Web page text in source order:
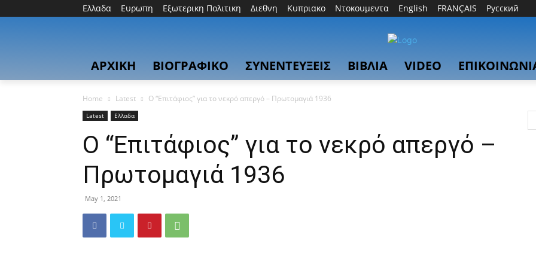
Ελλαδα Ευρωπη Εξωτερικη Πολιτικη Διεθνη Κυπριακο Ντοκουμεντα English FRANÇAIS Русский
ΑΡΧΙΚΗ ΒΙΟΓΡΑΦΙΚΟ ΣΥΝΕΝΤΕΥΞΕΙΣ ΒΙΒΛΙΑ VIDEO
Home Latest Ο “Επιτάφιος” για το νεκρό απεργό – Πρωτομαγιά 1936
Latest Ελλαδα
Ο “Επιτάφιος” για το νεκρό απεργό –
Πρωτομαγιά 1936
May 1, 2021